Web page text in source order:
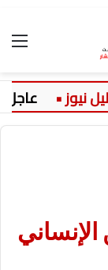
عاجل: